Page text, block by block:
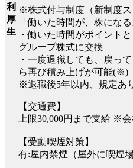
利
厚
生
※株式付与制度（新制度ス
「働いた時間が、株になる
・働いた時間がポイント
グループ株式に交換
・一度退職しても、戻っ
ら再び積み上げが可能(※)
※退職後5年以内、規定あ
【交通費】
上限30,000円まで支給 ※
【受動喫煙対策】
有:屋内禁煙（屋外に喫煙場